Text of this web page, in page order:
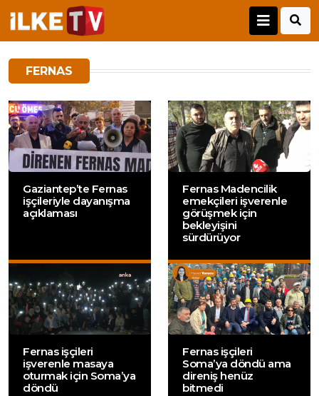
FERNAS
Gaziantep’te Fernas
işçileriyle dayanışma
açıklaması
Fernas Madencilik
emekçileri işverenle
görüşmek için
bekleyişini
sürdürüyor
Fernas işçileri
işverenle masaya
oturmak için Soma’ya
döndü
Fernas işçileri
Soma’ya döndü ama
direniş henüz
bitmedi